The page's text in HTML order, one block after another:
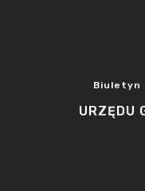
Biuletyn
URZĘDU